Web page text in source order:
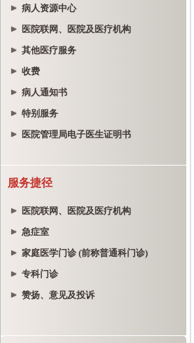
病人资源中心
医院联网、医院及医疗机构
其他医疗服务
收费
病人通知书
特别服务
医院管理局电子医生证明书
服务捷径
医院联网、医院及医疗机构
急症室
家庭医学门诊 (前称普通科门诊)
专科门诊
赞扬、意见及投诉